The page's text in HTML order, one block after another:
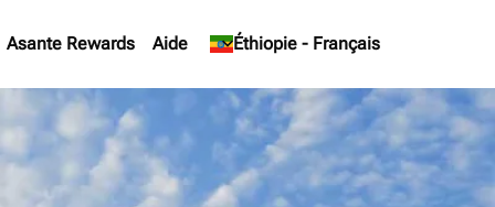
Asante Rewards Aide Éthiopie - Français
keyboard_arrow_down